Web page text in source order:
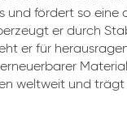
und fördert so
er durch
er für
weltweit und